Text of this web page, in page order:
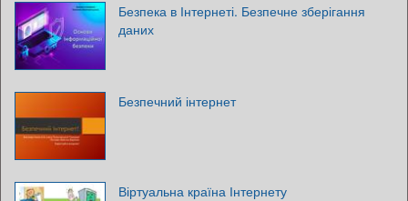
Безпека в Інтернеті. Безпечне зберігання
даних
Безпечний інтернет
Віртуальна країна Інтернету